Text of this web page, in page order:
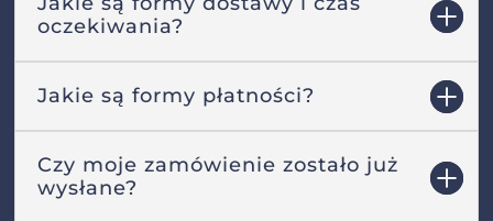
oczekiwania?
Jakie są formy płatności?
Czy moje zamówienie zostało już
wysłane?